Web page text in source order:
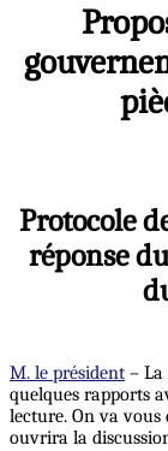
Protocole
réponse
M. le président –
quelques rapports
lecture. On va
ouvrira la